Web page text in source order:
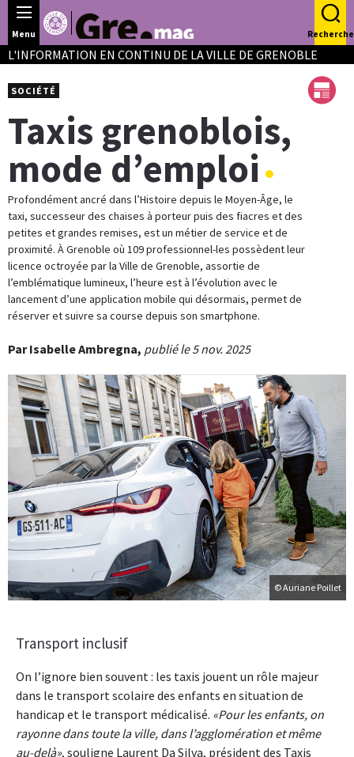
Panneau de gestion des cookies
Menu Recherche
L'INFORMATION EN CONTINU DE LA VILLE DE GRENOBLE
© Auriane Poillet
Taxis grenoblois,
mode d’emploi
Profondément ancré dans l’Histoire depuis le Moyen-Âge, le
taxi, successeur des chaises à porteur puis des fiacres et des
petites et grandes remises, est un métier de service et de
proximité. À Grenoble où 109 professionnel-les possèdent leur
licence octroyée par la Ville de Grenoble, assortie de
l’emblématique lumineux, l’heure est à l’évolution avec le
lancement d’une application mobile qui désormais, permet de
réserver et suivre sa course depuis son smartphone.
SOCIÉTÉ
Par Isabelle Ambregna, publié le 5 nov. 2025
Transport inclusif
On l’ignore bien souvent : les taxis jouent un rôle majeur
dans le transport scolaire des enfants en situation de
handicap et le transport médicalisé. Pour les enfants, on
rayonne dans toute la ville, dans l’agglomération et même
au-delà , souligne Laurent Da Silva, président des Taxis